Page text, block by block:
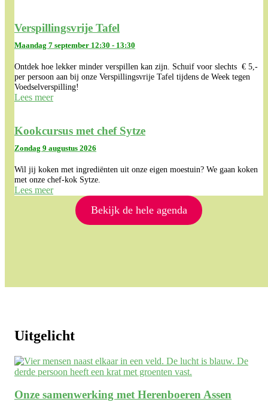
Verspillingsvrije Tafel
Maandag 7 september 12:30 - 13:30
Ontdek hoe lekker minder verspillen kan zijn. Schuif voor slechts € 5,-
per persoon aan bij onze Verspillingsvrije Tafel tijdens de Week tegen
Voedselverspilling!
Lees meer
Kookcursus met chef Sytze
Zondag 9 augustus 2026
Wil jij koken met ingrediënten uit onze eigen moestuin? We gaan koken
met onze chef-kok Sytze.
Lees meer
Bekijk de hele agenda
Uitgelicht
Onze samenwerking met Herenboeren Assen